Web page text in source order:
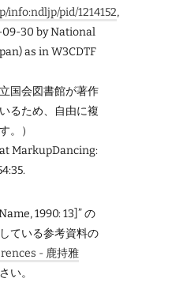
info:ndljp/pid/1214152,
30 by National
as in W3CDTF
国会図書館が著作
るため、自由に複
。）
MarkupDancing:
1990: 13]” の
ている参考資料の
- 鹿持雅
い。